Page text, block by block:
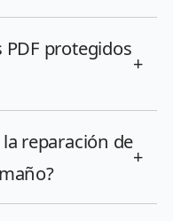
protegidos
+
reparación de
+